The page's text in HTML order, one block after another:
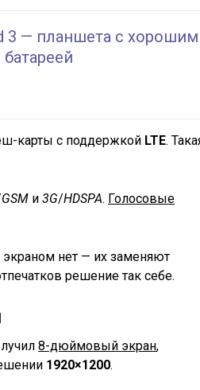
3 — планшета с хорошим
карты с поддержкой LTE.
GSM и 3G/HDSPA. Голосовые
экраном нет — их заменяют
решение так себе.
8-дюймовый экран,
1920×1200.